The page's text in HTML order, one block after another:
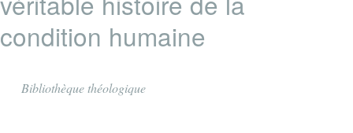
condition humaine
Bibliothèque théologique